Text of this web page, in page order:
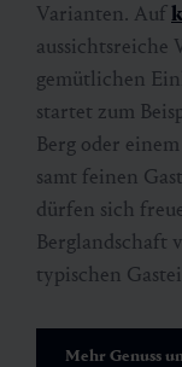
Varianten. Auf
aussichtsreiche
gemütlichen
startet zum
Berg oder einem
samt feinen
dürfen sich
typischen
Mehr Genuss